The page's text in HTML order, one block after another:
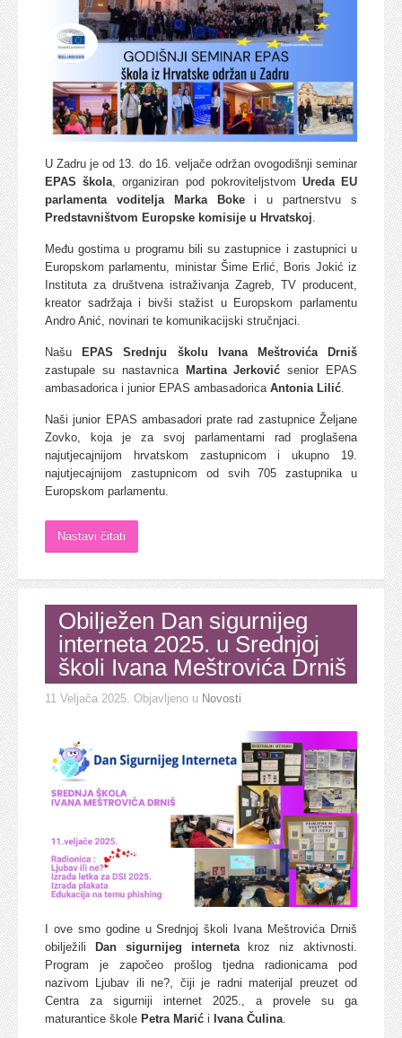
U Zadru je od 13. do 16. veljače održan ovogodišnji seminar
EPAS škola, organiziran pod pokroviteljstvom Ureda EU
parlamenta voditelja Marka Bokei u partnerstvu s
Predstavništvom Europske komisije u Hrvatskoj.
Među gostima u programu bili su zastupnice i zastupnici u
Europskom parlamentu, ministar Šime Erlić, Boris Jokić iz
Instituta za društvena istraživanja Zagreb, TV producent,
kreator sadržaja i bivši stažist u Europskom parlamentu
Andro Anić, novinari te komunikacijski stručnjaci.
Našu
EPAS Srednju školu Ivana Meštrovića Drniš
zastupale su nastavnica Martina Jerković senior EPAS
ambasadorica i junior EPAS ambasadorica Antonia Lilić.
Naši junior EPAS ambasadori prate rad zastupnice Željane
Zovko, koja je za svoj parlamentarni rad proglašena
najutjecajnijom hrvatskom zastupnicom i ukupno 19.
najutjecajnijom zastupnicom od svih 705 zastupnika u
Europskom parlamentu.
Nastavi čitati
Obilježen Dan sigurnijeg
interneta 2025. u Srednjoj
školi Ivana Meštrovića Drniš
11 Veljača 2025. Objavljeno u Novosti
I ove smo godine u Srednjoj školi Ivana Meštrovića Drniš
obilježili
Dan sigurnijeg internetakroz niz aktivnosti.
Program je započeo prošlog tjedna radionicama pod
nazivom Ljubav ili ne?, čiji je radni materijal preuzet od
Centra za sigurniji internet 2025., a provele su ga
maturantice škole Petra Marić i Ivana Čulina.